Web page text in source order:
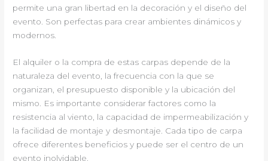
permite una gran libertad en la decoración y el diseño del
evento. Son perfectas para crear ambientes dinámicos y
modernos.
El alquiler o la compra de estas carpas depende de la
naturaleza del evento, la frecuencia con la que se
organizan, el presupuesto disponible y la ubicación del
mismo. Es importante considerar factores como la
resistencia al viento, la capacidad de impermeabilización y
la facilidad de montaje y desmontaje. Cada tipo de carpa
ofrece diferentes beneficios y puede ser el centro de un
evento inolvidable.